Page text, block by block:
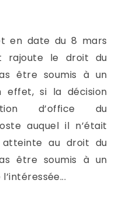
en date du 8 mars
rajoute le droit du
être soumis à un
effet, si la décision
d’office du
auquel il n’était
au droit du
être soumis à un